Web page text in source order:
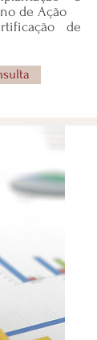
de Ação
de